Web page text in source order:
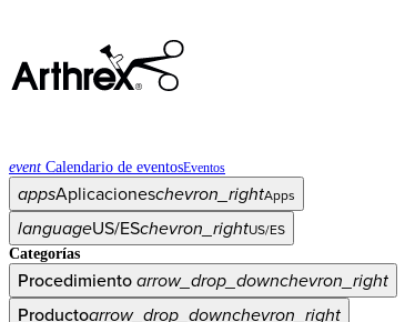
event Calendario de eventosEventos
appsAplicacioneschevron_rightApps
languageUS/ESchevron_rightUS/ES
Categorías
Procedimientoarrow_drop_downchevron_right
Productoarrow_drop_downchevron_right